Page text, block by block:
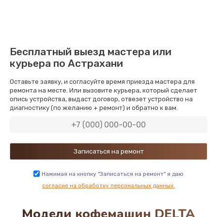
600 руб.
Замена или ремонт насоса
1600 руб.
Заказать
Замена сетевого шнура
1000 руб.
Заказать
Замена или ремонт модуля управления
Бесплатный выезд мастера или
курьера по Астрахани
Оставьте заявку, и согласуйте время приезда мастера для
ремонта на месте. Или вызовите курьера, который сделает
опись устройства, выдаст договор, отвезет устройство на
диагностику (по желанию + ремонт) и обратно к вам.
Нажимая на кнопку "Записаться на ремонт" я даю
согласие на обработку персональных данных.